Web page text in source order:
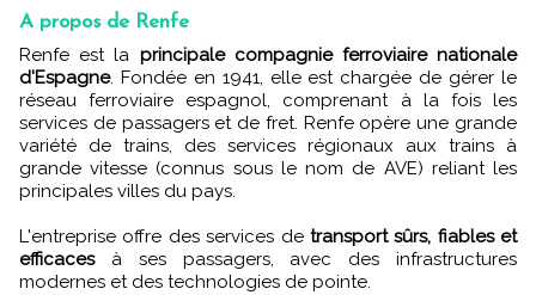
A propos de Renfe
Renfe est la principale compagnie ferroviaire nationale
d'Espagne. Fondée en 1941, elle est chargée de gérer le
réseau ferroviaire espagnol, comprenant à la fois les
services de passagers et de fret. Renfe opère une grande
variété de trains, des services régionaux aux trains à
grande vitesse (connus sous le nom de AVE) reliant les
principales villes du pays.
L'entreprise offre des services de transport sûrs, fiables et
efficacesà ses passagers, avec des infrastructures
modernes et des technologies de pointe.